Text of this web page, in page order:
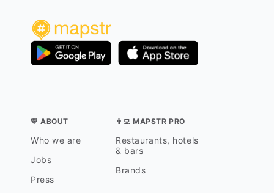
💛 ABOUT
Who we are
Jobs
Press
👨‍💻 MAPSTR PRO
Restaurants, hotels
& bars
Brands